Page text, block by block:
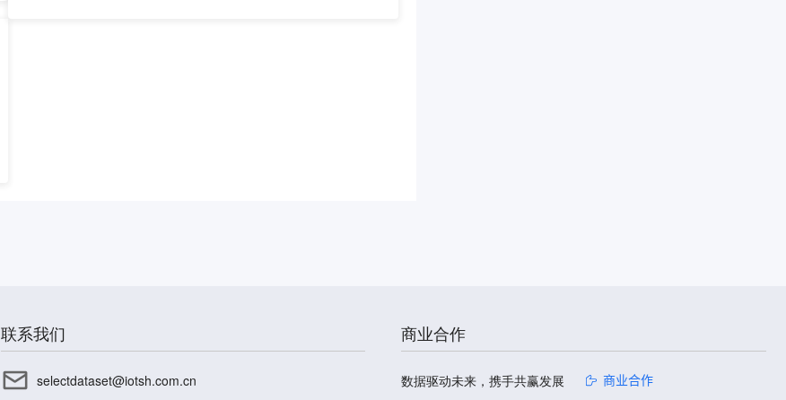
联系我们
selectdataset@iotsh.com.cn
商业合作
数据驱动未来，携手共赢发展 商业合作